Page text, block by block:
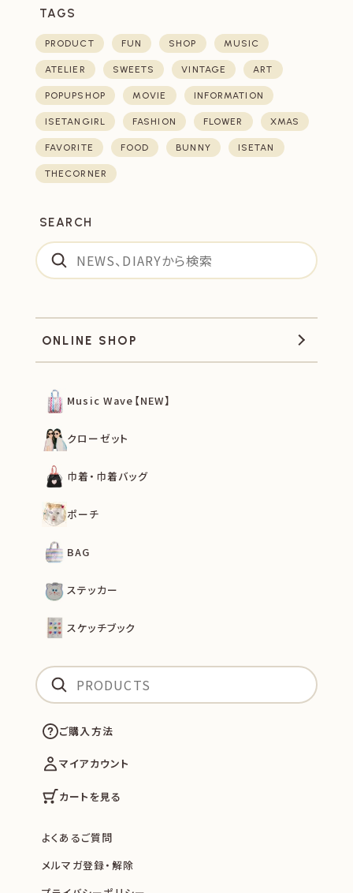
TAGS
PRODUCT FUN SHOP MUSIC
ATELIER SWEETS VINTAGE ART
POPUPSHOP MOVIE INFORMATION
ISETANGIRL FASHION FLOWER XMAS
FAVORITE FOOD BUNNY ISETAN
THECORNER
SEARCH
ONLINE SHOP
Music Wave【NEW】
クローゼット
巾着・巾着バッグ
ポーチ
BAG
ステッカー
スケッチブック
ご購入方法
マイアカウント
カートを見る
よくあるご質問
メルマガ登録・解除